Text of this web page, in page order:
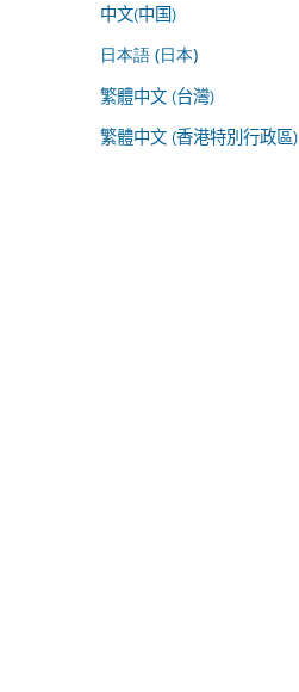
中文(中国)
日本語 (日本)
繁體中文 (台灣)
繁體中文 (香港特別行政區)